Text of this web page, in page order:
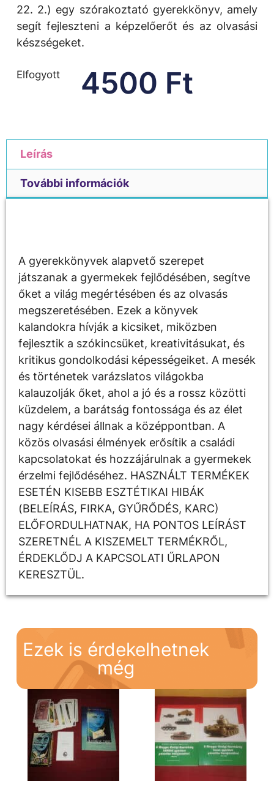
22. 2.) egy szórakoztató gyerekkönyv, amely
segít fejleszteni a képzelőerőt és az olvasási
készségeket.
4500 Ft
Elfogyott
Leírás
További információk
A gyerekkönyvek alapvető szerepet
játszanak a gyermekek fejlődésében, segítve
őket a világ megértésében és az olvasás
megszeretésében. Ezek a könyvek
kalandokra hívják a kicsiket, miközben
fejlesztik a szókincsüket, kreativitásukat, és
kritikus gondolkodási képességeiket. A mesék
és történetek varázslatos világokba
kalauzolják őket, ahol a jó és a rossz közötti
küzdelem, a barátság fontossága és az élet
nagy kérdései állnak a középpontban. A
közös olvasási élmények erősítik a családi
kapcsolatokat és hozzájárulnak a gyermekek
érzelmi fejlődéséhez. HASZNÁLT TERMÉKEK
ESETÉN KISEBB ESZTÉTIKAI HIBÁK
(BELEÍRÁS, FIRKA, GYŰRŐDÉS, KARC)
ELŐFORDULHATNAK, HA PONTOS LEÍRÁST
SZERETNÉL A KISZEMELT TERMÉKRŐL,
ÉRDEKLŐDJ A KAPCSOLATI ŰRLAPON
KERESZTÜL.
Ezek is érdekelhetnek
még